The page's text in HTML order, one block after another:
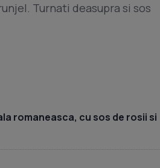
Turnati deasupra si sos
romaneasca, cu sos de rosii si